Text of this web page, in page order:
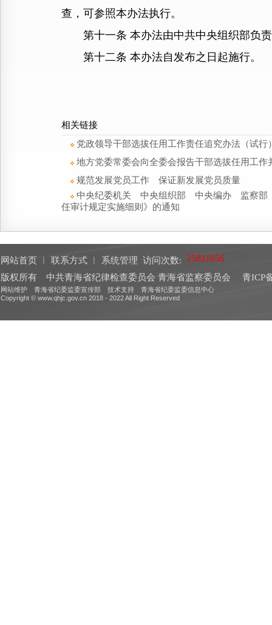
查，可参照本办法执行。
第十一条 本办法由中共中央组织部负
第十二条 本办法自发布之日起施行。
相关链接
党政领导干部选拔任用工作责任追究办法（试行
地方党委常委会向全委会报告干部选拔任用工
规范发展党员工作 保证新发展党员质量
中央纪委机关 中央组织部 中央编办 监察部
任审计规定实施细则》的通知
网站首页 联系方式 系统管理 访问次数:
版权所有 中共青海省纪律检查委员会 青海省监察委员会
青ICP
网站维护 青海省纪委监委宣传部 技术支持 青海省纪委监委信息中心
Copyright © www.qhjc.gov.cn 2018 - 2022 All Right Reserved